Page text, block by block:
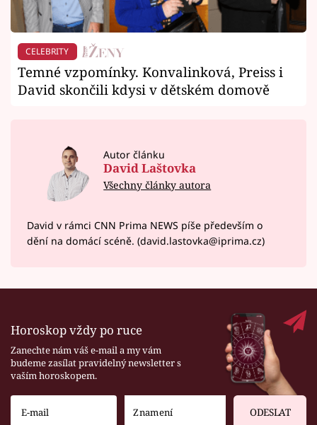
CELEBRITY
Temné vzpomínky. Konvalinková, Preiss i
David skončili kdysi v dětském domově
Autor článku
David Laštovka
Všechny články autora
David v rámci CNN Prima NEWS píše především o
dění na domácí scéně. (david.lastovka@iprima.cz)
Horoskop vždy po ruce
Zanechte nám váš e-mail a my vám
budeme zasílat pravidelný newsletter s
vaším horoskopem.
ODESLAT